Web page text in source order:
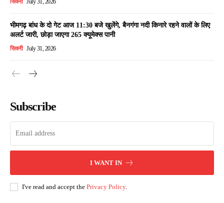
सिवनी July 31, 2026
भीमगढ़ बांध के दो गेट आज 11:30 बजे खुलेंगे, बैनगंगा नदी किनारे रहने वालों के लिए
अलर्ट जारी, छोड़ा जाएगा 265 क्यूमेक्स पानी
सिवनी July 31, 2026
Subscribe
I WANT IN
I've read and accept the Privacy Policy.